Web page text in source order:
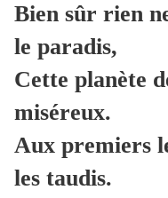
Bien sûr rien
le paradis,
Cette planète
miséreux.
Aux premiers
les taudis.